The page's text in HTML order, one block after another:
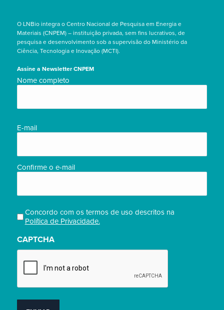
O LNBio integra o Centro Nacional de Pesquisa em Energia e
Materiais (CNPEM) – instituição privada, sem fins lucrativos, de
pesquisa e desenvolvimento sob a supervisão do Ministério da
Ciência, Tecnologia e Inovação (MCTI).
Assine a Newsletter CNPEM
Nome
Nome completo
E-
E-mail
Confirme o e-mail
Privacidade
(obrigatório)
Concordo com os termos de uso descritos na
Política de Privacidade.
CAPTCHA